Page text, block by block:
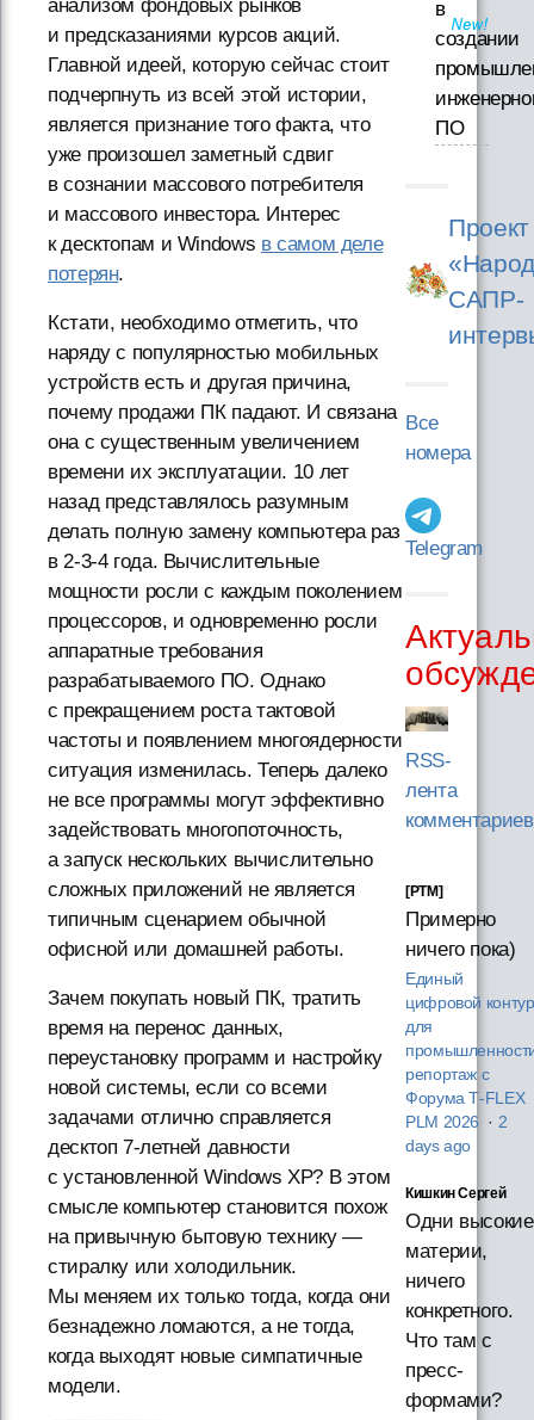
анализом фондовых рынков
и предсказаниями курсов акций.
Главной идеей, которую сейчас стоит
подчерпнуть из всей этой истории,
является признание того факта, что
уже произошел заметный сдвиг
в сознании массового потребителя
и массового инвестора. Интерес
к десктопам и Windows в самом деле
потерян.
Кстати, необходимо отметить, что
наряду с популярностью мобильных
устройств есть и другая причина,
почему продажи ПК падают. И связана
она с существенным увеличением
времени их эксплуатации. 10 лет
назад представлялось разумным
делать полную замену компьютера раз
в 2-3-4 года. Вычислительные
мощности росли с каждым поколением
процессоров, и одновременно росли
аппаратные требования
разрабатываемого ПО. Однако
с прекращением роста тактовой
частоты и появлением многоядерности
ситуация изменилась. Теперь далеко
не все программы могут эффективно
задействовать многопоточность,
а запуск нескольких вычислительно
сложных приложений не является
типичным сценарием обычной
офисной или домашней работы.
Зачем покупать новый ПК, тратить
время на перенос данных,
переустановку программ и настройку
новой системы, если со всеми
задачами отлично справляется
десктоп 7-летней давности
с установленной Windows XP? В этом
смысле компьютер становится похож
на привычную бытовую технику —
стиралку или холодильник.
Мы меняем их только тогда, когда они
безнадежно ломаются, а не тогда,
когда выходят новые симпатичные
модели.
в
создании
ПО
Проект
САПР-
Все
номера
Telegram
RSS-
лента
комментариев
[PTM]
Примерно
ничего пока)
Единый
цифровой контур
для
репортаж с
Форума T‑FLEX
PLM 2026 · 2
days ago
Кишкин Сергей
Одни высокие
материи,
ничего
конкретного.
Что там с
пресс-
формами?